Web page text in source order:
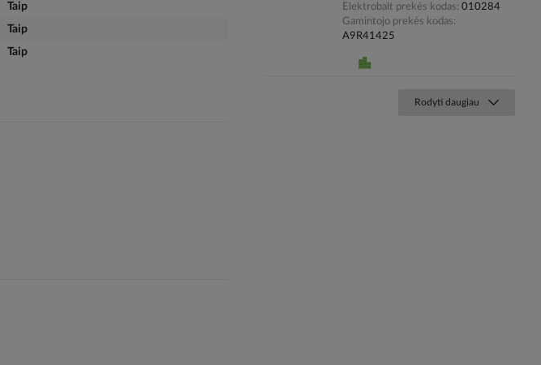
Taip
Taip
Taip
Elektrobalt prekės kodas 010284
Gamintojo prekės kodas
A9R41425
Rodyti daugiau